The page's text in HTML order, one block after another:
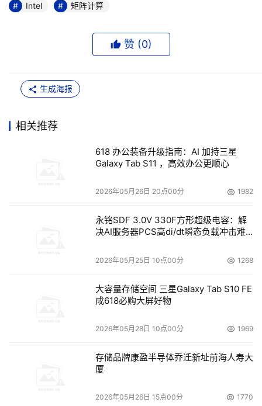
Intel 矩阵计算
赞 (0)
生成海报
相关推荐
618 办公装备升级指南：AI 加持三星
Galaxy Tab S11 ，高效办公更顺心
2026年05月26日 20点00分 1982
永铭SDF 3.0V 330F方形超级电容：解
决AI服务器PCS高di/dt瞬态负载冲击难
2026年05月25日 10点00分 1268
大容量存储空间 三星Galaxy Tab S10 FE
成618必购大屏好物
2026年05月28日 10点00分 1969
存储品牌康盈半导体乔迁新址前海人寿大
厦
2026年05月26日 15点00分 1770